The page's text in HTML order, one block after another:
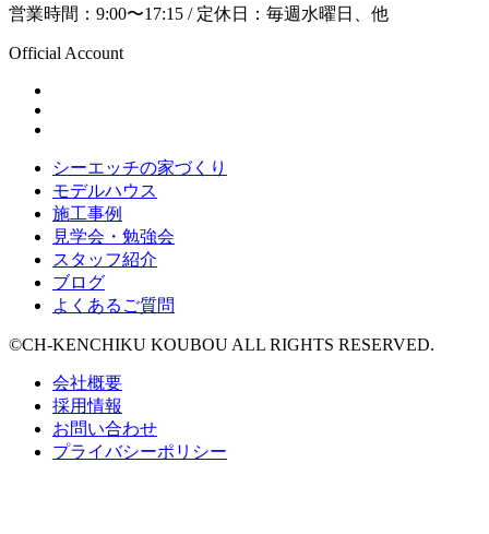
営業時間：9:00〜17:15 / 定休日：毎週水曜日、他
Official Account
シーエッチの家づくり
モデルハウス
施工事例
見学会・勉強会
スタッフ紹介
ブログ
よくあるご質問
©CH-KENCHIKU KOUBOU ALL RIGHTS RESERVED.
会社概要
採用情報
お問い合わせ
プライバシーポリシー